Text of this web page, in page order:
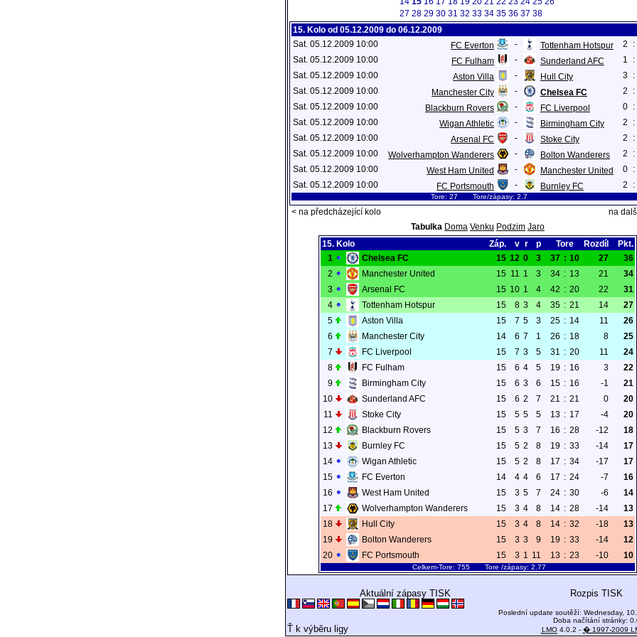
27 28 29 30 31 32 33 34 35 36 37 38
15. Kolo od 05.12.2009 do 06.12.2009
Sat. 05.12.2009 10:00
FC Everton - Tottenham Hotspur 2 :
Sat. 05.12.2009 10:00
FC Fulham - Sunderland AFC 1 :
Sat. 05.12.2009 10:00
Aston Villa - Hull City 3 :
Sat. 05.12.2009 10:00
Manchester City - Chelsea FC 2 :
Sat. 05.12.2009 10:00
Blackburn Rovers - FC Liverpool 0 :
Sat. 05.12.2009 10:00
Wigan Athletic - Birmingham City 2 :
Sat. 05.12.2009 10:00
Arsenal FC - Stoke City 2 :
Sat. 05.12.2009 10:00
Wolverhampton Wanderers - Bolton Wanderers 2 :
Sat. 05.12.2009 10:00
West Ham United - Manchester United 0 :
Sat. 05.12.2009 10:00
FC Portsmouth - Burnley FC 2 :
Tore: 27 Tore/zápasy: 2.7
< na předcházející kolo
na
Tabulka Doma Venku Podzim Jaro
15. Kolo
Záp. v r p Tore Rozdíl
Pkt.
1
Chelsea FC 15 12 0 3 37 : 10 27
36
2
Manchester United 15 11 1 3 34 : 13 21
34
3
Arsenal FC 15 10 1 4 42 : 20 22
31
4
Tottenham Hotspur 15 8 3 4 35 : 21 14
27
5
Aston Villa 15 7 5 3 25 : 14 11
26
6
Manchester City 14 6 7 1 26 : 18 8
25
7
FC Liverpool 15 7 3 5 31 : 20 11
24
8
FC Fulham 15 6 4 5 19 : 16 3
22
9
Birmingham City 15 6 3 6 15 : 16 -1
21
10
Sunderland AFC 15 6 2 7 21 : 21 0
20
11
Stoke City 15 5 5 5 13 : 17 -4
20
12
Blackburn Rovers 15 5 3 7 16 : 28 -12
18
13
Burnley FC 15 5 2 8 19 : 33 -14
17
14
Wigan Athletic 15 5 2 8 17 : 34 -17
17
15
FC Everton 14 4 4 6 17 : 24 -7
16
16
West Ham United 15 3 5 7 24 : 30 -6
14
17
Wolverhampton Wanderers 15 3 4 8 14 : 28 -14
13
18
Hull City 15 3 4 8 14 : 32 -18
13
19
Bolton Wanderers 15 3 3 9 19 : 33 -14
12
20
FC Portsmouth 15 3 1 11 13 : 23 -10 10
Celkem-Tore: 755 Tore /zápasy: 2.77
Aktuální zápasy TISK Rozpis TISK
Ť k výběru ligy
Poslední update soutěží: Wednesday,
Doba načítání stránky:
LMO4.0.2 - � 1997-2009